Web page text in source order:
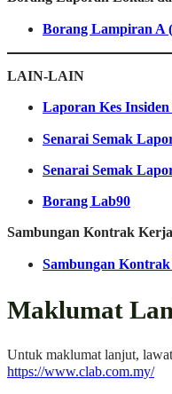
Borang Lampiran A
LAIN-LAIN
Laporan Kes
Senarai Semak
Senarai Semak
Borang Lab90
Sambungan Kontrak
Sambungan
Maklumat
Untuk maklumat lanjut,
https://www.clab.com.my/